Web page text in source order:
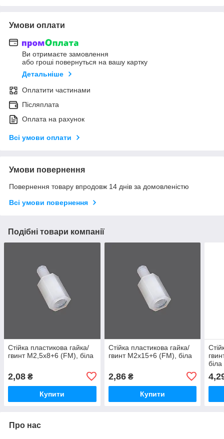
Умови оплати
Ви отримаєте замовлення
або гроші повернуться на вашу картку
Детальніше
Оплатити частинами
Післяплата
Оплата на рахунок
Всі умови оплати
Умови повернення
Повернення товару впродовж 14 днів за домовленістю
Всі умови повернення
Подібні товари компанії
Стійка пластикова гайка/
гвинт М2,5х8+6 (FM), біла
2,08 ₴
Купити
Стійка пластикова гайка/
гвинт М2х15+6 (FM), біла
2,86₴
Купити
біла
Про нас